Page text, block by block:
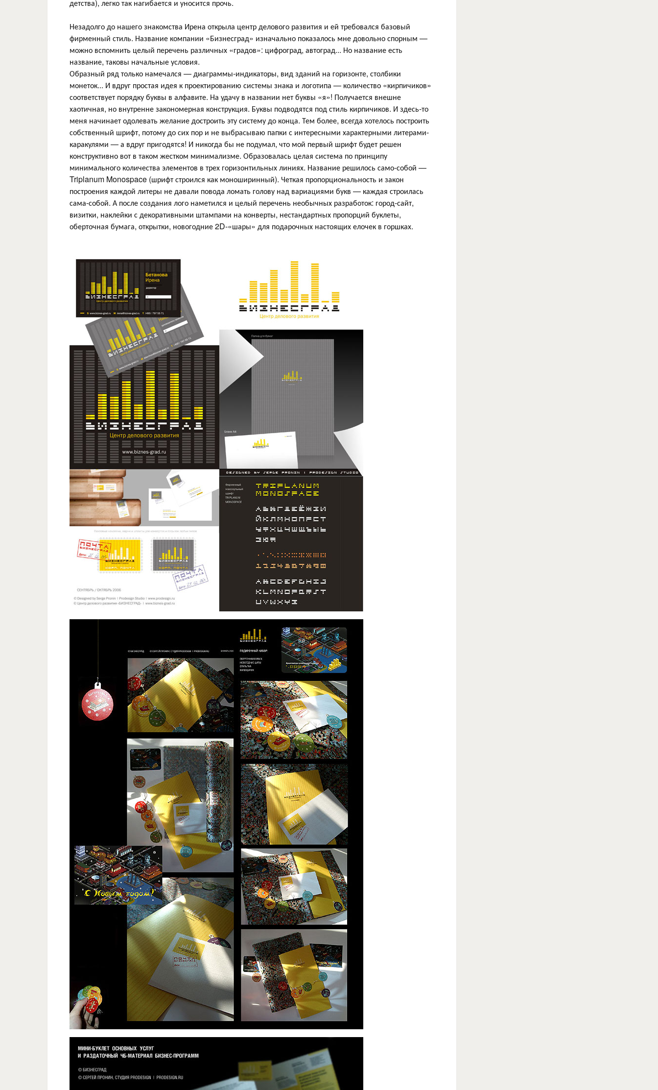
детства), легко так нагибается и уносится прочь.
Незадолго до нашего знакомства Ирена открыла центр делового развития и ей требовался базовый
фирменный стиль. Название компании «Бизнесград» изначально показалось мне довольно спорным —
можно вспомнить целый перечень различных «градов»: цифроград, автоград... Но название есть
название, таковы начальные условия.
Образный ряд только намечался — диаграммы-индикаторы, вид зданий на горизонте, столбики
монеток... И вдруг простая идея к проектированию системы знака и логотипа — количество «кирпичиков»
соответствует порядку буквы в алфавите. На удачу в названии нет буквы «я»! Получается внешне
хаотичная, но внутренне закономерная конструкция. Буквы подводятся под стиль кирпичиков. И здесь-то
меня начинает одолевать желание достроить эту систему до конца. Тем более, всегда хотелось построить
собственный шрифт, потому до сих пор и не выбрасываю папки с интересными характерными литерами-
каракулями — а вдруг пригодятся! И никогда бы не подумал, что мой первый шрифт будет решен
конструктивно вот в таком жестком минимализме. Образовалась целая система по принципу
минимального количества элементов в трех горизонтильных линиях. Название решилось само-собой —
Triplanum Monospace (шрифт строился как моноширинный). Четкая пропорциональность и закон
построения каждой литеры не давали повода ломать голову над вариациями букв — каждая строилась
сама-собой. А после создания лого наметился и целый перечень необычных разработок: город-сайт,
визитки, наклейки с декоративными штампами на конверты, нестандартных пропорций буклеты,
оберточная бумага, открытки, новогодние 2D-«шары» для подарочных настоящих елочек в горшках.